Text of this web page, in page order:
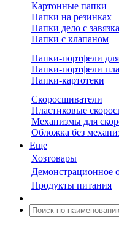
Картонные папки
Папки на резинках
Папки дело с
Папки с клапаном
Папки-портфели
Папки-портфели
Папки-картотеки
Скоросшиватели
Пластиковые
Механизмы для
Обложка без
Еще
Хозтовары
Демонстрационное
Продукты питания